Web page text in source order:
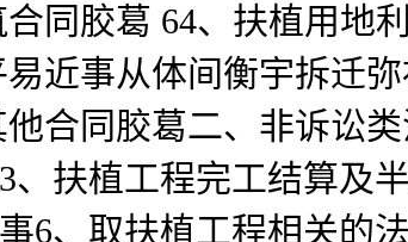
同胶葛 64、扶植用地
近事从体间衡宇拆迁
合同胶葛二、非诉讼
、扶植工程完工结算及
6、取扶植工程相关的